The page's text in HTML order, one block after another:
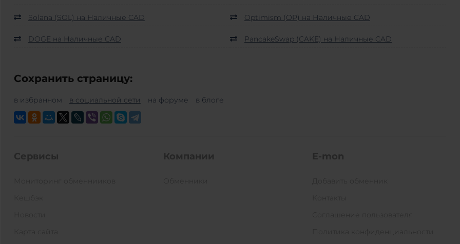
Solana (SOL) на Наличные CAD Optimism (OP) на Наличные CAD
DOGE на Наличные CAD PancakeSwap (CAKE) на Наличные CAD
Сохранить страницу:
в избранном в социальной сети на форуме в блоге
Сервисы
Мониторинг обменнииков
Кешбэк
Новости
Карта сайта
Компании
Обменники
E-mon
Добавить обменник
Соглашение пользователя
Политика конфиденциальности